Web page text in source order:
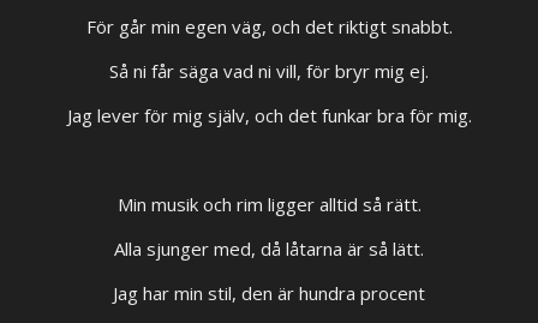
För går min egen väg, och det riktigt snabbt.
Så ni får säga vad ni vill, för bryr mig ej.
Jag lever för mig själv, och det funkar bra för mig.
Min musik och rim ligger alltid så rätt.
Alla sjunger med, då låtarna är så lätt.
Jag har min stil, den är hundra procent